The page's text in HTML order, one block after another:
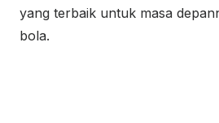
yang terbaik untuk masa
bola.